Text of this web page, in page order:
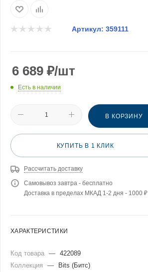
Артикул: 359111
6 689 ₽/шт
Есть в наличии
В КОРЗИНУ
КУПИТЬ В 1 КЛИК
Рассчитать доставку
Самовывоз завтра - бесплатно
Доставка в пределах МКАД 1-2 дня - 1000 ₽
ХАРАКТЕРИСТИКИ
Код товара — 422089
Коллекция
—
Bits (Битс)